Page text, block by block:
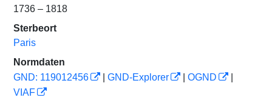
1736 – 1818
Sterbeort
Paris
Normdaten
GND: 119012456
GND-Explorer OGND
VIAF